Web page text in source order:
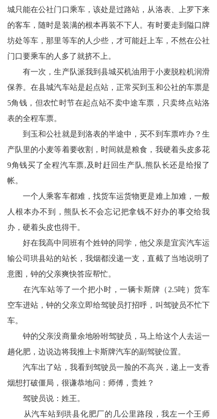
播
报
民
生
播
频
报
会
议
播
城只能在公社门口乘车，该处是过路站，从洛表、上罗下来
的客车，随时是装满的根本再装不下人。有时要走到隘口牌
坊处等车，那里等车的人少些，才可能赶上车，不然在公社
门口要乘车的人多了就挤不上。
有一次，生产队派我到县城买机油用于小麦脱粒机润滑
保养。在县城汽车站是起点站，正常买到玉和公社的车票是
5角钱，但农忙时节在起点站不卖中途车票，只卖终点站洛
表的全程车票。
到玉和公社就是到洛表的半途中，买不到车票咋办？生
产队里的小麦等着要收割，时间就是粮食，我硬着头皮多花
9角钱买了全程汽车票,及时赶回生产队,熊队长还是给报了
帐。
一个人乘客车都难，找货车运货物更是难上加难，一般
人根本办不到，熊队长不会忘记把拿钱不好办的事交给我
办，硬着头皮也得干。
好在我高中同班有个姓钟的同学，他父亲是宜宾汽车运
输公司珙县站的站长，我烟都没递一支，直截了当地说明了
意图，钟的父亲爽快答应帮忙。
在汽车站等了一个把小时，一辆卡斯牌（2.5吨）货车
空车进站，钟的父亲立即给驾驶员打招呼，叫驾驶员不忙下
车。
钟的父亲没商量余地吩咐驾驶员，马上给这个人去运一
趟化肥，边说边将我推上卡斯牌汽车的副驾驶位置。
汽车出了站，我看到驾驶员一脸的不高兴，递上一支香
烟想打破僵局，很谦恭地问：师傅，贵姓？
驾驶员说：姓王。
从汽车站到珙县化肥厂的几公里路段，我左一个王师